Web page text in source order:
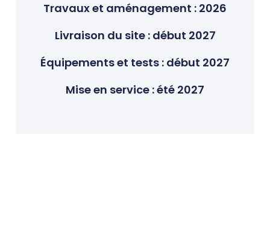
Travaux et aménagement : 2026
Livraison du site : début 2027
Équipements et tests : début 2027
Mise en service : été 2027